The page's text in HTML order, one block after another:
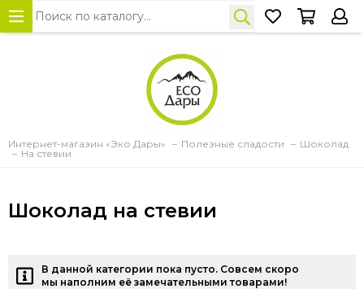
Интернет-магазин «Эко Дары» Полезные сладости
Шоколад
На стевии
Шоколад на стевии
В данной категории пока пусто. Совсем скоро
мы наполним её замечательными товарами!